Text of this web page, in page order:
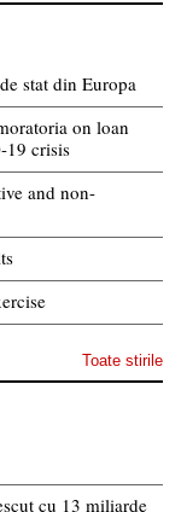
stat din Europa
on loan
19 crisis
and non-
Toate stirile
cu 13 miliarde